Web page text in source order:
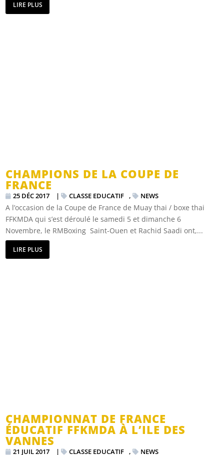
LIRE PLUS
CHAMPIONS DE LA COUPE DE
FRANCE
25 DÉC 2017 | CLASSE EDUCATIF , NEWS
A l’occasion de la Coupe de France de Muay thai / boxe thai
FFKMDA qui s’est déroulé le samedi 5 et dimanche 6
Novembre, le RMBoxing Saint-Ouen et Rachid Saadi ont,...
LIRE PLUS
CHAMPIONNAT DE FRANCE
ÉDUCATIF FFKMDA À L’ILE DES
VANNES
21 JUIL 2017 | CLASSE EDUCATIF , NEWS